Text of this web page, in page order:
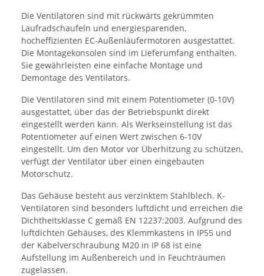
Die Ventilatoren sind mit rückwärts gekrümmten
Laufradschaufeln und energiesparenden,
hocheffizienten EC-Außenläufermotoren ausgestattet.
Die Montagekonsolen sind im Lieferumfang enthalten.
Sie gewährleisten eine einfache Montage und
Demontage des Ventilators.
Die Ventilatoren sind mit einem Potentiometer (0-10V)
ausgestattet, über das der Betriebspunkt direkt
eingestellt werden kann. Als Werkseinstellung ist das
Potentiometer auf einen Wert zwischen 6-10V
eingestellt. Um den Motor vor Überhitzung zu schützen,
verfügt der Ventilator über einen eingebauten
Motorschutz.
Das Gehäuse besteht aus verzinktem Stahlblech. K-
Ventilatoren sind besonders luftdicht und erreichen die
Dichtheitsklasse C gemäß EN 12237:2003. Aufgrund des
luftdichten Gehäuses, des Klemmkastens in IP55 und
der Kabelverschraubung M20 in IP 68 ist eine
Aufstellung im Außenbereich und in Feuchträumen
zugelassen.